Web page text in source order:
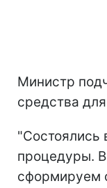
Министр
средства
"Состоялись
процедуры.
сформируем